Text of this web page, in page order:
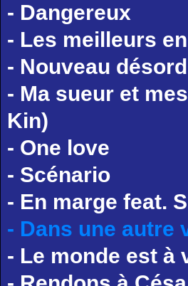
- Dangereux
- Les meilleurs
- Nouveau
- Ma sueur et
Kin)
- One love
- Scénario
- En marge feat.
- Dans une autre
- Le monde est à